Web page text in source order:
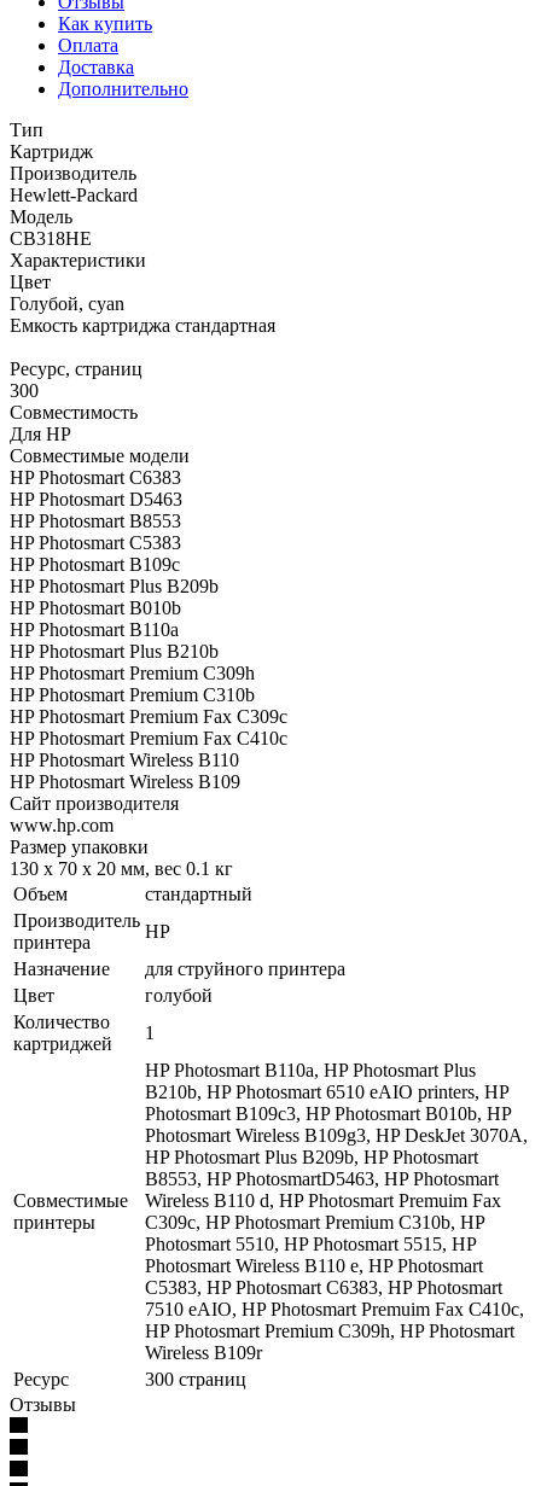
Как купить
Оплата
Доставка
Дополнительно
Тип
Картридж
Производитель
Hewlett-Packard
Модель
CB318HE
Характеристики
Цвет
Голубой, cyan
Емкость картриджа стандартная
Ресурс, страниц
300
Совместимость
Для HP
Совместимые модели
HP Photosmart C6383
HP Photosmart D5463
HP Photosmart B8553
HP Photosmart C5383
HP Photosmart B109c
HP Photosmart Plus B209b
HP Photosmart B010b
HP Photosmart B110a
HP Photosmart Plus B210b
HP Photosmart Premium C309h
HP Photosmart Premium C310b
HP Photosmart Premium Fax C309c
HP Photosmart Premium Fax C410c
HP Photosmart Wireless B110
HP Photosmart Wireless B109
Сайт производителя
www.hp.com
Размер упаковки
130 x 70 x 20 мм, вес 0.1 кг
Объем
стандартный
Производитель
принтера
HP
Назначение
для струйного принтера
Цвет
голубой
Количество
картриджей
1
Совместимые
принтеры
HP Photosmart B110a, HP Photosmart Plus
B210b, HP Photosmart 6510 eAIO printers, HP
Photosmart B109c3, HP Photosmart B010b, HP
Photosmart Wireless B109g3, HP DeskJet 3070A,
HP Photosmart Plus B209b, HP Photosmart
B8553, HP PhotosmartD5463, HP Photosmart
Wireless B110 d, HP Photosmart Premuim Fax
C309c, HP Photosmart Premium C310b, HP
Photosmart 5510, HP Photosmart 5515, HP
Photosmart Wireless B110 e, HP Photosmart
C5383, HP Photosmart C6383, HP Photosmart
7510 eAIO, HP Photosmart Premuim Fax C410c,
HP Photosmart Premium C309h, HP Photosmart
Wireless B109r
Ресурс
300 страниц
Отзывы